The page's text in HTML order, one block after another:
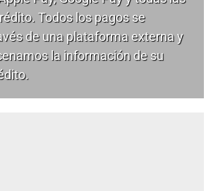
Todos los pagos se
de una plataforma externa y
la información de su